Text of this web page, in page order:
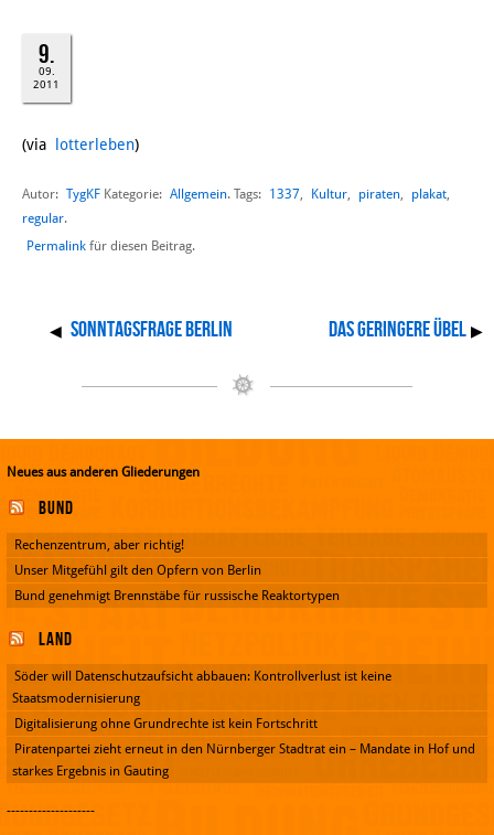
9.
09.
2011
(via lotterleben)
Autor: TygKF Kategorie: Allgemein. Tags: 1337, Kultur, piraten, plakat,
regular.
Permalink für diesen Beitrag.
◀ Sonntagsfrage Berlin Das geringere Übel ▶
Neues aus anderen Gliederungen
Bund
Rechenzentrum, aber richtig!
Unser Mitgefühl gilt den Opfern von Berlin
Bund genehmigt Brennstäbe für russische Reaktortypen
Land
Söder will Datenschutzaufsicht abbauen: Kontrollverlust ist keine
Staatsmodernisierung
Digitalisierung ohne Grundrechte ist kein Fortschritt
Piratenpartei zieht erneut in den Nürnberger Stadtrat ein – Mandate in Hof und
starkes Ergebnis in Gauting
--------------------